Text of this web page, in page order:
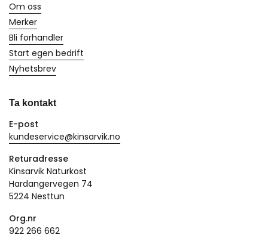
Om oss
Merker
Bli forhandler
Start egen bedrift
Nyhetsbrev
Ta kontakt
E-post
kundeservice@kinsarvik.no
Returadresse
Kinsarvik Naturkost
Hardangervegen 74
5224 Nesttun
Org.nr
922 266 662